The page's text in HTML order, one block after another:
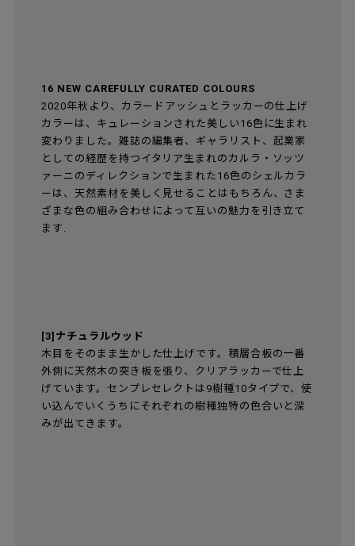
16 NEW CAREFULLY CURATED COLOURS
2020年秋より、カラードアッシュとラッカーの仕上げ
カラーは、キュレーションされた美しい16色に生まれ
変わりました。雑誌の編集者、ギャラリスト、起業家
としての経歴を持つイタリア生まれのカルラ・ソッツ
ァーニのディレクションで生まれた16色のシェルカラ
ーは、天然素材を美しく見せることはもちろん、さま
ざまな色の組み合わせによって互いの魅力を引き立て
ます.
[3]ナチュラルウッド
木目をそのまま生かした仕上げです。積層合板の一番
外側に天然木の突き板を張り、クリアラッカーで仕上
げています。センプレセレクトは9樹種10タイプで、使
い込んでいくうちにそれぞれの樹種独特の色合いと深
みが出てきます。